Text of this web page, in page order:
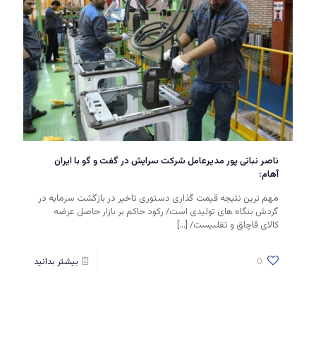
ناصر نباتی پور مدیرعامل شرکت سرایش در گفت و گو با ایران
آهام:
مهم ترین نتیجه قیمت گذاری دستوری تاخیر در بازگشت سرمایه در
گردش بنگاه های تولیدی است/ رکود حاکم بر بازار حاصل عرضه
کالای قاچاق و تقلبیست/ […]
0 بیشتر بدانید